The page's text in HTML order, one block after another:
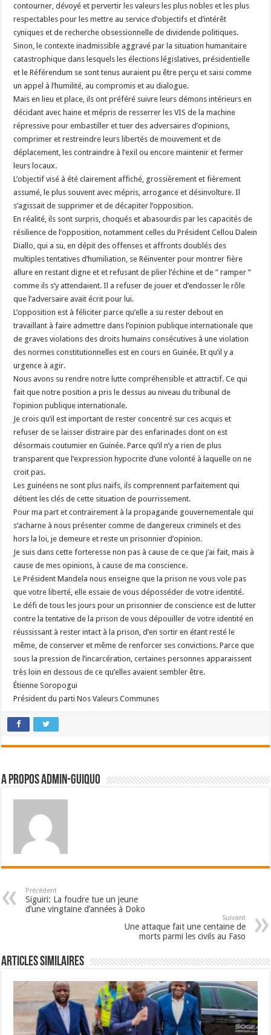
contourner, dévoyé et pervertir les valeurs les plus nobles et les plus
respectables pour les mettre au service d’objectifs et d’intérêt
cyniques et de recherche obsessionnelle de dividende politiques.
Sinon, le contexte inadmissible aggravé par la situation humanitaire
catastrophique dans lesquels les élections législatives, présidentielle
et le Référendum se sont tenus auraient pu être perçu et saisi comme
un appel à l’humilité, au compromis et au dialogue.
Mais en lieu et place, ils ont préféré suivre leurs démons intérieurs en
décidant avec haine et mépris de resserrer les VIS de la machine
répressive pour embastiller et tuer des adversaires d’opinions,
comprimer et restreindre leurs libertés de mouvement et de
déplacement, les contraindre à l’exil ou encore maintenir et fermer
leurs locaux.
L’objectif visé à été clairement affiché, grossièrement et fièrement
assumé, le plus souvent avec mépris, arrogance et désinvolture. Il
s’agissait de supprimer et de décapiter l’opposition.
En réalité, ils sont surpris, choqués et abasourdis par les capacités de
résilience de l’opposition, notamment celles du Président Cellou Dalein
Diallo, qui a su, en dépit des offenses et affronts doublés des
multiples tentatives d’humiliation, se Réinventer pour montrer fière
allure en restant digne et et refusant de plier l’échine et de ” ramper ”
comme ils s’y attendaient. Il a refuser de jouer et d’endosser le rôle
que l’adversaire avait écrit pour lui.
L’opposition est à féliciter parce qu’elle a su rester debout en
travaillant à faire admettre dans l’opinion publique internationale que
de graves violations des droits humains consécutives à une violation
des normes constitutionnelles est en cours en Guinée. Et qu’il y a
urgence à agir.
Nous avons su rendre notre lutte compréhensible et attractif. Ce qui
fait que notre position a pris le dessus au niveau du tribunal de
l’opinion publique internationale.
Je crois qu’il est important de rester concentré sur ces acquis et
refuser de se laisser distraire par des enfarinades dont on est
désormais coutumier en Guinée. Parce qu’il n’y a rien de plus
transparent que l’expression hypocrite d’une volonté à laquelle on ne
croit pas.
Les guinéens ne sont plus naïfs, ils comprennent parfaitement qui
détient les clés de cette situation de pourrissement.
Pour ma part et contrairement à la propagande gouvernementale qui
s’acharne à nous présenter comme de dangereux criminels et des
hors la loi, je demeure et reste un prisonnier d’opinion.
Je suis dans cette forteresse non pas à cause de ce que j’ai fait, mais à
cause de mes opinions, à cause de ma conscience.
Le Président Mandela nous enseigne que la prison ne vous vole pas
que votre liberté, elle essaie de vous déposséder de votre identité.
Le défi de tous les jours pour un prisonnier de conscience est de lutter
contre la tentative de la prison de vous dépouiller de votre identité en
réussissant à rester intact à la prison, d’en sortir en étant resté le
même, de conserver et même de renforcer ses convictions. Parce que
sous la pression de l’incarcération, certaines personnes apparaissent
très loin en dessous de ce qu’elles avaient sembler être.
Étienne Soropogui
Président du parti Nos Valeurs Communes
A propos admin-guiquo
Précédent
Siguiri: La foudre tue un jeune
d’une vingtaine d’années à Doko
Suivant
Une attaque fait une centaine de
morts parmi les civils au Faso
Articles Similaires